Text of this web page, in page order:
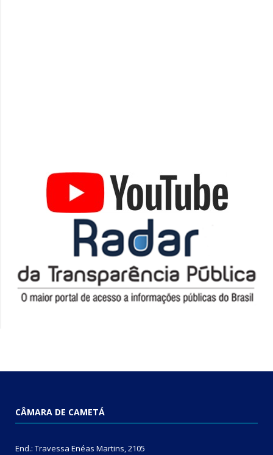
CÂMARA DE CAMETÁ
End.: Travessa Enéas Martins, 2105